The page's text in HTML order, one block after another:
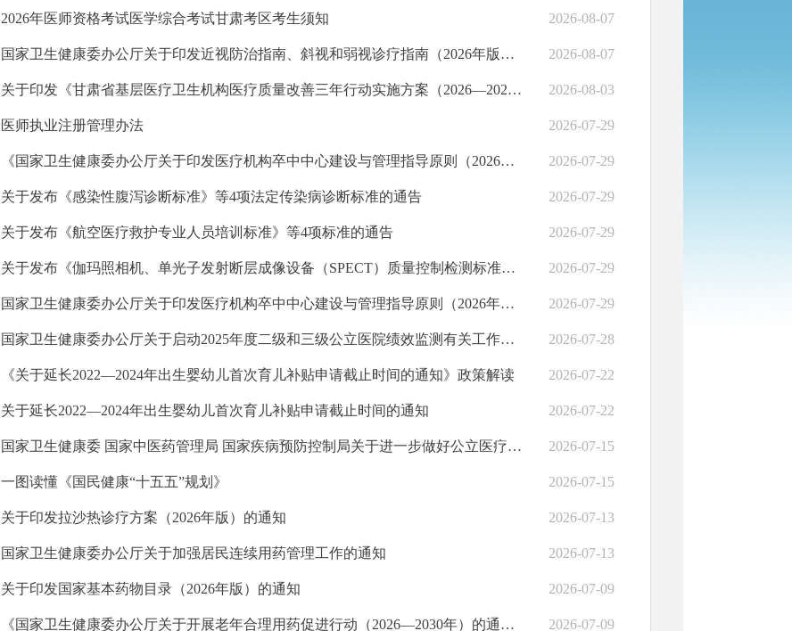
2026年医师资格考试医学综合考试甘肃考区考生须知 2026-08-07
国家卫生健康委办公厅关于印发近视防治指南、斜视和弱视诊疗指南（2026年版）的通知 2026-08-07
关于印发《甘肃省基层医疗卫生机构医疗质量改善三年行动实施方案（2026—2028年）》的通知 2026-08-03
医师执业注册管理办法 2026-07-29
《国家卫生健康委办公厅关于印发医疗机构卒中中心建设与管理指导原则（2026年版）的通知》政策解读 2026-07-29
关于发布《感染性腹泻诊断标准》等4项法定传染病诊断标准的通告 2026-07-29
关于发布《航空医疗救护专业人员培训标准》等4项标准的通告 2026-07-29
关于发布《伽玛照相机、单光子发射断层成像设备（SPECT）质量控制检测标准》等4项标准的通告 2026-07-29
国家卫生健康委办公厅关于印发医疗机构卒中中心建设与管理指导原则（2026年版）的通知 2026-07-29
国家卫生健康委办公厅关于启动2025年度二级和三级公立医院绩效监测有关工作的通知 2026-07-28
《关于延长2022—2024年出生婴幼儿首次育儿补贴申请截止时间的通知》政策解读 2026-07-22
关于延长2022—2024年出生婴幼儿首次育儿补贴申请截止时间的通知 2026-07-22
国家卫生健康委 国家中医药管理局 国家疾病预防控制局关于进一步做好公立医疗卫生机构医用设备集中采购工作的通知 2026-07-15
一图读懂《国民健康“十五五”规划》 2026-07-15
关于印发拉沙热诊疗方案（2026年版）的通知 2026-07-13
国家卫生健康委办公厅关于加强居民连续用药管理工作的通知 2026-07-13
关于印发国家基本药物目录（2026年版）的通知 2026-07-09
《国家卫生健康委办公厅关于开展老年合理用药促进行动（2026—2030年）的通知》解读 2026-07-09